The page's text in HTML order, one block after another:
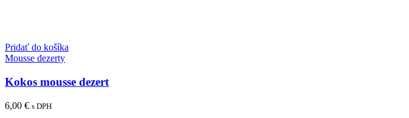
Pridať do košíka
Mousse dezerty
Kokos mousse dezert
6,00 € s DPH